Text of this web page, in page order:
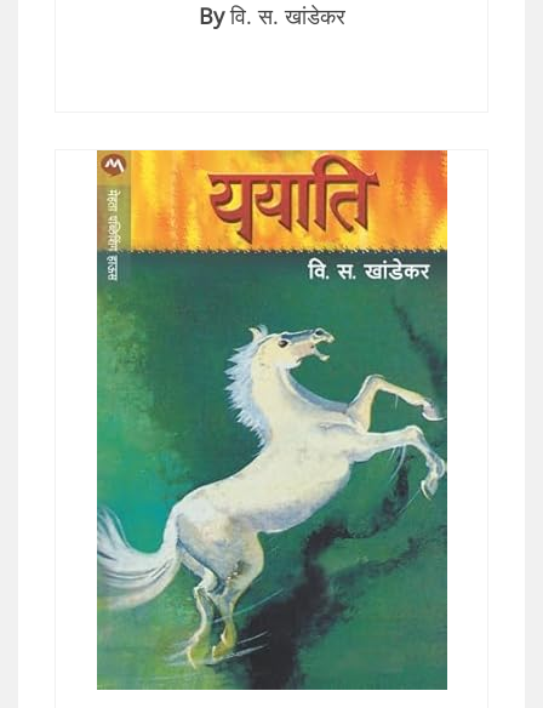
By वि. स. खांडेकर